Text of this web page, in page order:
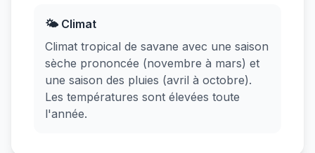
🌤️ Climat
Climat tropical de savane avec une saison
sèche prononcée (novembre à mars) et
une saison des pluies (avril à octobre).
Les températures sont élevées toute
l'année.